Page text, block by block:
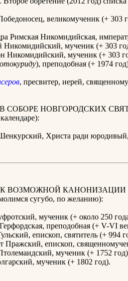
великомученик (+ 303
Римская Никомидийская,
Никомидийский, мученик (+ 303
Никомидийский, мученик (+ 303
), преподобная (+ 1974
, пресвитер, иерей,
НОВГОРОДСКИХ СВЯТЫХ
Христа ради
ВОЗМОЖНОЙ КАНОНИЗАЦИИ
сугубо, по желанию):
мученик (+ около 250
преподобная (+ V-VI
епископ, святитель (+ 994
Пражский, епископ,
мученик (+ 1752
мученик (+ 1802 год).